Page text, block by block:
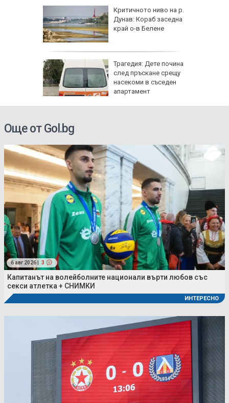
Критичното ниво на р.
Дунав: Кораб заседна
край о-в Белене
Трагедия: Дете почина
след пръскане срещу
насекоми в съседен
апартамент
Още от Gol.bg
6 авг 2026 | 3
Капитанът на волейболните национали върти любов със
секси атлетка + СНИМКИ
ИНТЕРЕСНО